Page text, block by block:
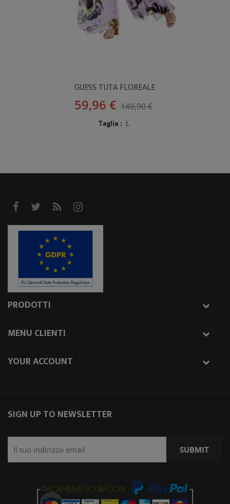
GUESS TUTA FLOREALE
59,96 € 149,90 €
Taglia : L
PRODOTTI
MENU CLIENTI
YOUR ACCOUNT
SIGN UP TO NEWSLETTER